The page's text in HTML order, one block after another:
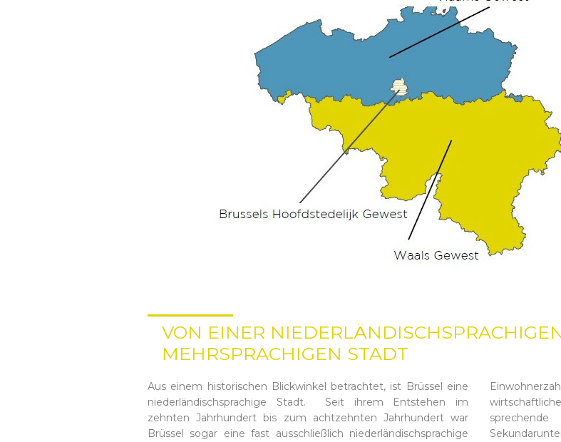
VON EINER
MEHRSPRACHIGEN STADT
Aus einem historischen Blickwinkel betrachtet, ist Brüssel eine
niederländischsprachige Stadt. Seit ihrem Entstehen im
zehnten Jahrhundert bis zum achtzehnten Jahrhundert war
Brüssel sogar eine fast ausschließlich niederländischsprachige